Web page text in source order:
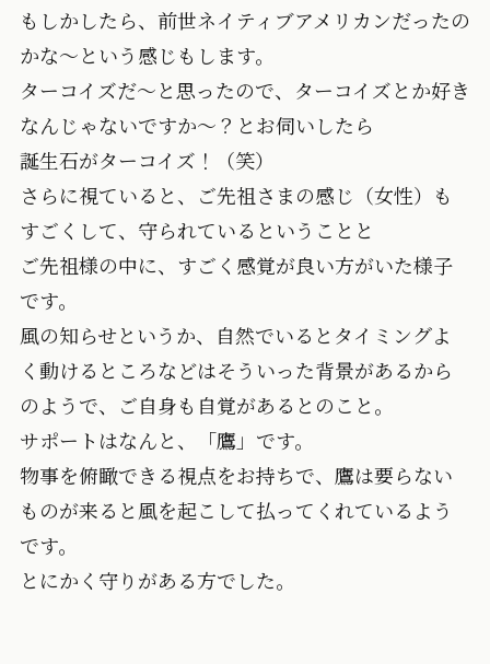
もしかしたら、前世ネイティブアメリカンだったの
かな～という感じもします。
ターコイズだ～と思ったので、ターコイズとか好き
なんじゃないですか～？とお伺いしたら
誕生石がターコイズ！（笑）
さらに視ていると、ご先祖さまの感じ（女性）も
すごくして、守られているということと
ご先祖様の中に、すごく感覚が良い方がいた様子
です。
風の知らせというか、自然でいるとタイミングよ
く動けるところなどはそういった背景があるから
のようで、ご自身も自覚があるとのこと。
サポートはなんと、「鷹」です。
物事を俯瞰できる視点をお持ちで、鷹は要らない
ものが来ると風を起こして払ってくれているよう
です。
とにかく守りがある方でした。